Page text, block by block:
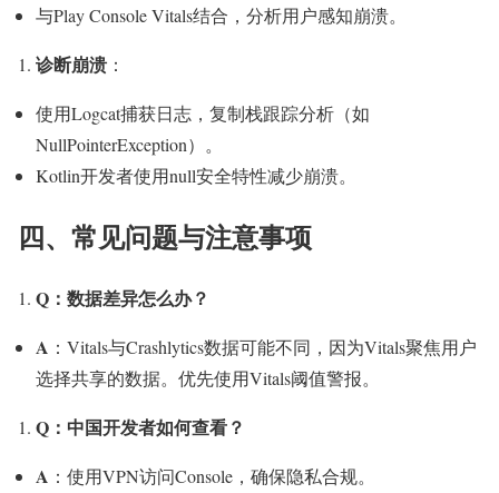
与Play Console Vitals结合，分析用户感知崩溃。
诊断崩溃 ：
使用Logcat捕获日志，复制栈跟踪分析（如
NullPointerException）。
Kotlin开发者使用null安全特性减少崩溃。
四、常见问题与注意事项
Q：数据差异怎么办？
A ：Vitals与Crashlytics数据可能不同，因为Vitals聚焦用户
选择共享的数据。优先使用Vitals阈值警报。
Q：中国开发者如何查看？
A ：使用VPN访问Console，确保隐私合规。